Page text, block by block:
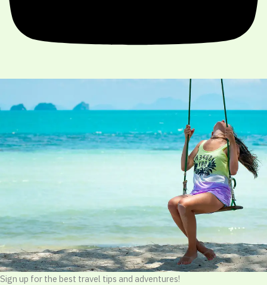
Sign up for the best travel tips and adventures!